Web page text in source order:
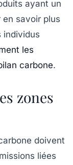
ayant un
savoir plus
individus
les
carbone.
zones
doivent
liées